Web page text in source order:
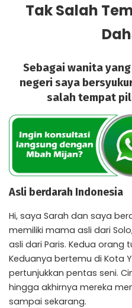
Tak Salah
Sebagai wanita
negeri saya
salah tempat
Asli berdarah Indonesia
Hi, saya Sarah dan saya
memiliki mama asli dari
asli dari Paris. Kedua orang
Keduanya bertemu di Kota
pertunjukkan pentas seni.
hingga akhirnya mereka
sampai sekarang.